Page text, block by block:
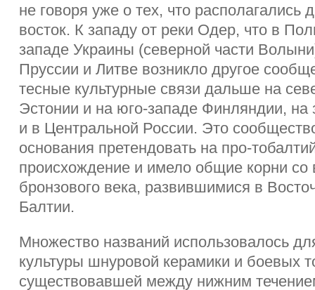
не говоря уже о тех, что располагались
восток. К западу от реки Одер, что в
западе Украины (северной части
Пруссии и Литве возникло другое
тесные культурные связи дальше на
Эстонии и на юго-западе Финляндии, на
и в Центральной России. Это
основания претендовать на про-
происхождение и имело общие корни со
бронзового века, развившимися в
Балтии.
Множество названий использовалось
культуры шнуровой керамики и боевых
существовавшей между нижним